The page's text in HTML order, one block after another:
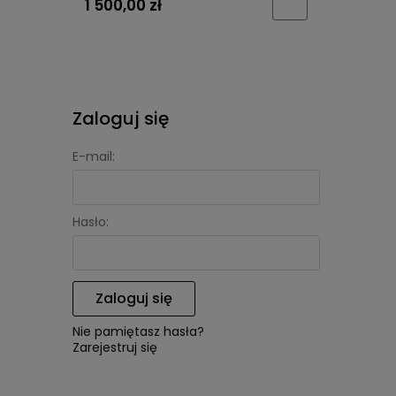
1 500,00 zł
Zaloguj się
E-mail:
Hasło:
Zaloguj się
Nie pamiętasz hasła?
Zarejestruj się